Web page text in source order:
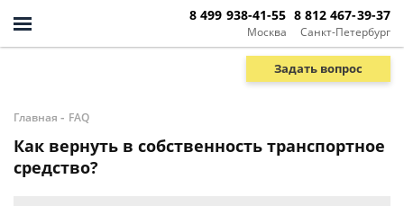
Москва
8 499 938-41-55
Санкт-Петербург
8 812 467-39-37
Задать вопрос
Главная - FAQ
Как вернуть в собственность транспортное
средство?